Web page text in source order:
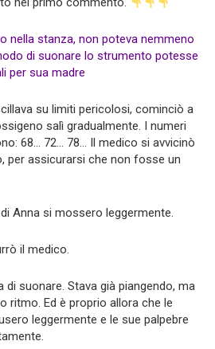
su limiti pericolosi, cominciò a
salì gradualmente. I numeri
68… 72… 78… Il medico si avvicinò
per assicurarsi che non fosse un
Anna si mossero leggermente.
il medico.
suonare. Stava già piangendo, ma
ritmo. Ed è proprio allora che le
leggermente e le sue palpebre